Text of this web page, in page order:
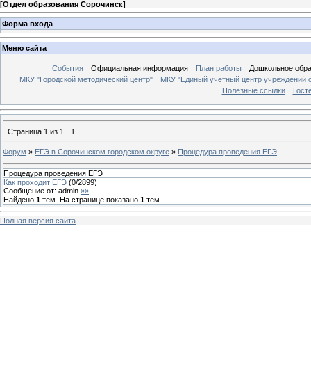
[Отдел образования Сорочинск]
Форма входа
Меню сайта
События Официальная информация План работы
Дошкольное
МКУ "Городской методический центр"
МКУ "Единый учетный центр учреждений
Полезные ссылки
Страница 1 из 1 1
Форум » ЕГЭ в Сорочинском городском округе » Процедура проведения ЕГЭ
Процедура проведения ЕГЭ
Как проходит ЕГЭ (0/2899)
Сообщение от: admin »»
Найдено 1 тем. На странице показано 1 тем.
Полная версия сайта